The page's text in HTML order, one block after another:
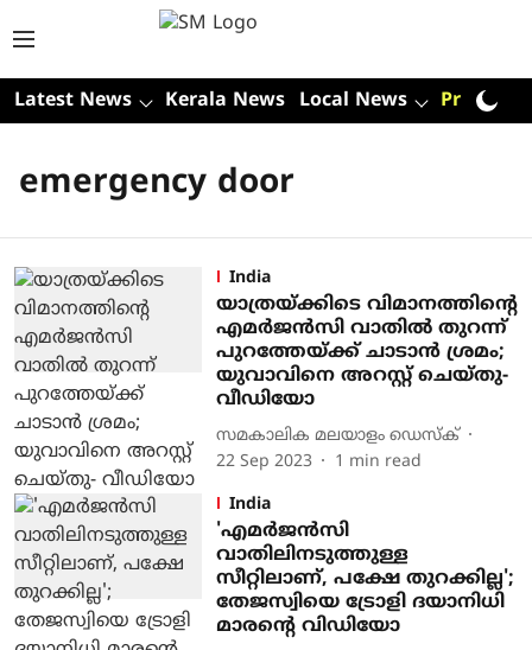
Latest News Kerala News Local News Premium
emergency door
India
യാത്രയ്ക്കിടെ വിമാനത്തിന്റെ
എമര്‍ജന്‍സി വാതില്‍ തുറന്ന്
പുറത്തേയ്ക്ക് ചാടാന്‍ ശ്രമം;
യുവാവിനെ അറസ്റ്റ് ചെയ്തു-
വീഡിയോ
സമകാലിക മലയാളം ഡെസ്ക്
22 Sep 2023
1 min read
India
'എമര്‍ജന്‍സി
വാതിലിനടുത്തുള്ള
സീറ്റിലാണ്, പക്ഷേ തുറക്കില്ല';
തേജസ്വിയെ ട്രോളി ദയാനിധി
മാരന്റെ വിഡിയോ